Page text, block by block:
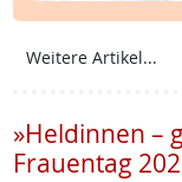
Weitere Artikel...
»Heldinnen –
Frauentag